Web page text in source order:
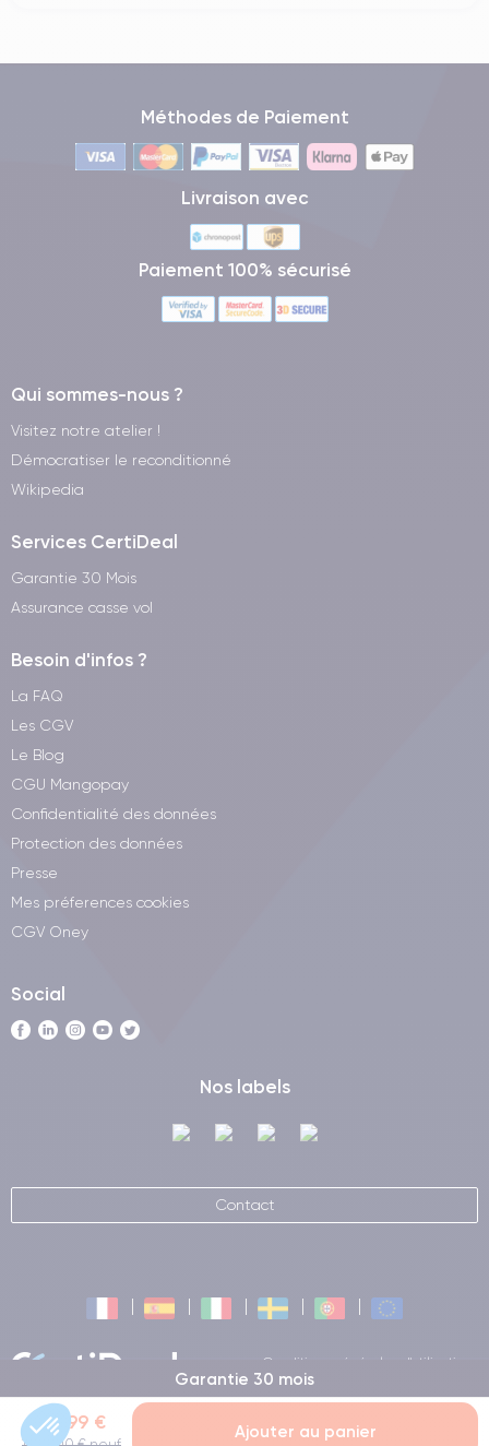
Garantie 30 mois
319,99 € Ajouter au panier
Méthodes de Paiement
Livraison avec
Paiement 100% sécurisé
Qui sommes-nous ?
Visitez notre atelier !
Démocratiser le reconditionné
Wikipedia
Services CertiDeal
Garantie 30 Mois
Assurance casse vol
Besoin d'infos ?
La FAQ
Les CGV
Le Blog
CGU Mangopay
Confidentialité des données
Protection des données
Presse
Mes préferences cookies
CGV Oney
Social
Nos labels
Contact
Conditions générales d'utilisation
Certideal © 2026 Tous droits
réservés